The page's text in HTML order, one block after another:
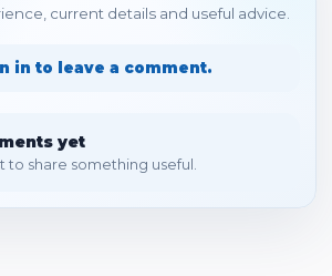
current details and useful advice.
in to leave a comment.
yet
to share something useful.